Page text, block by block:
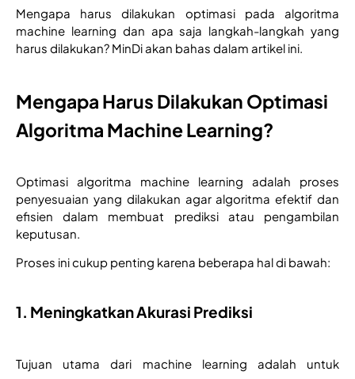
Mengapa harus dilakukan optimasi pada algoritma
machine learning dan apa saja langkah-langkah yang
harus dilakukan? MinDi akan bahas dalam artikel ini.
Mengapa Harus Dilakukan Optimasi
Algoritma Machine Learning?
Optimasi algoritma machine learning adalah proses
penyesuaian yang dilakukan agar algoritma efektif dan
efisien dalam membuat prediksi atau pengambilan
keputusan.
Proses ini cukup penting karena beberapa hal di bawah:
1. Meningkatkan Akurasi Prediksi
Tujuan utama dari machine learning adalah untuk